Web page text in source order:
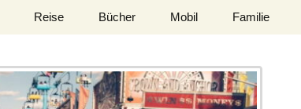
Reise Bücher Mobil Familie